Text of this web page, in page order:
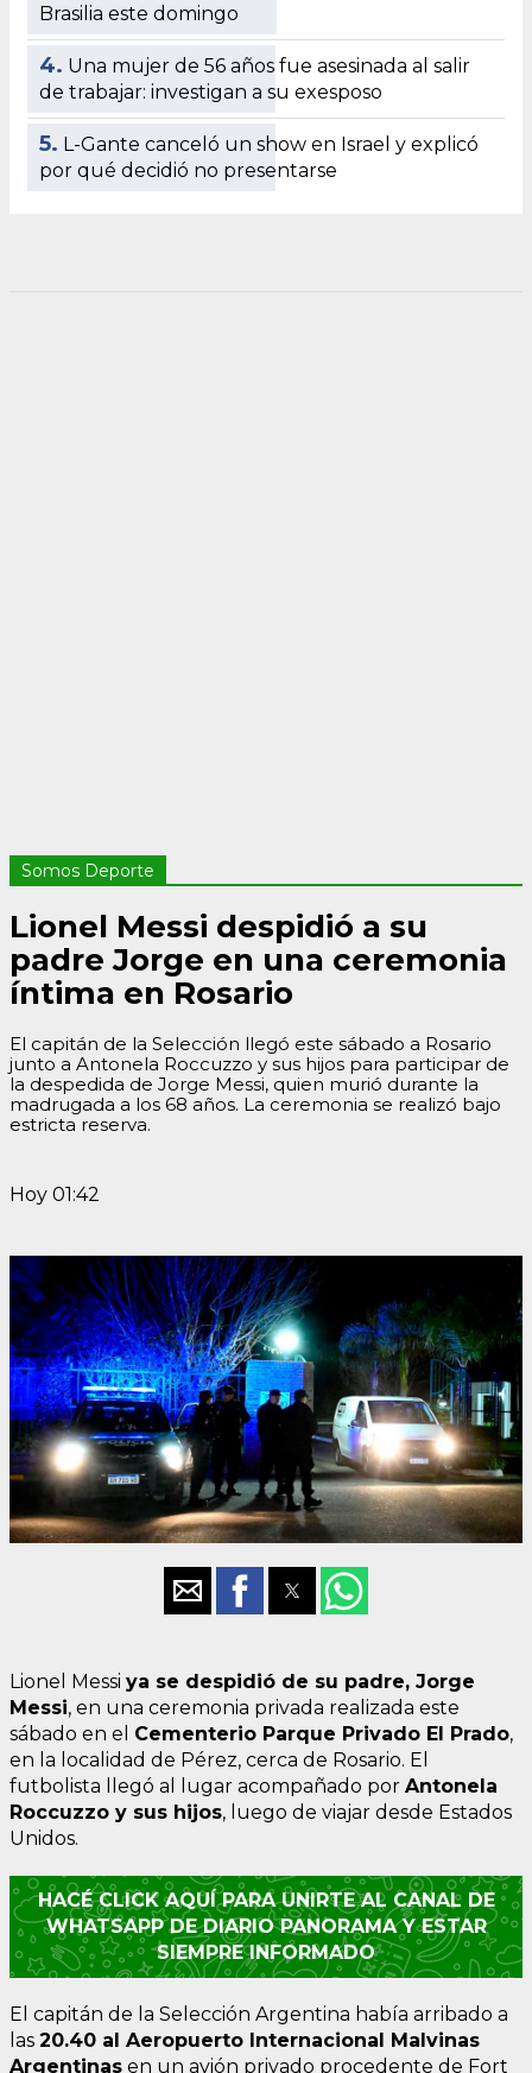
Brasilia este domingo
4. Una mujer de 56 años fue asesinada al salir
de trabajar: investigan a su exesposo
5. L-Gante canceló un show en Israel y explicó
por qué decidió no presentarse